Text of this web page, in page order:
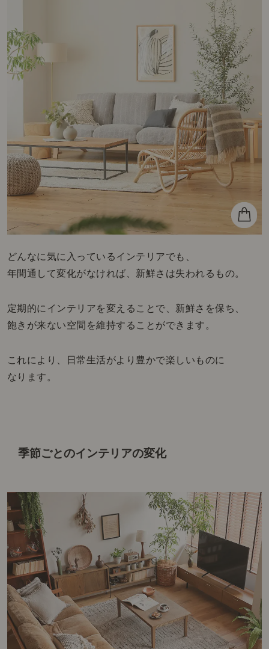
どんなに気に入っているインテリアでも、
年間通して変化がなければ、新鮮さは失われるもの。
定期的にインテリアを変えることで、新鮮さを保ち、
飽きが来ない空間を維持することができます。
これにより、日常生活がより豊かで楽しいものに
なります。
季節ごとのインテリアの変化